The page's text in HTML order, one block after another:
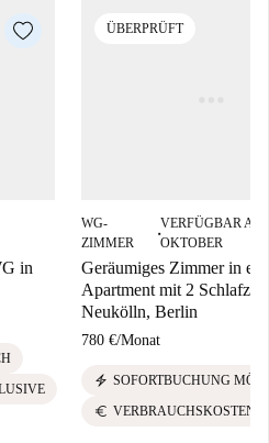
in
ÜBERPRÜFT
WG-
ZIMMER
■
VERFÜGBAR AB
OKTOBER
Geräumiges Zimmer in
Apartment mit 2
Neukölln, Berlin
780 €/Monat
electric_bolt SOFORTBUCHUNG
euro VERBRAUCHSKOSTEN